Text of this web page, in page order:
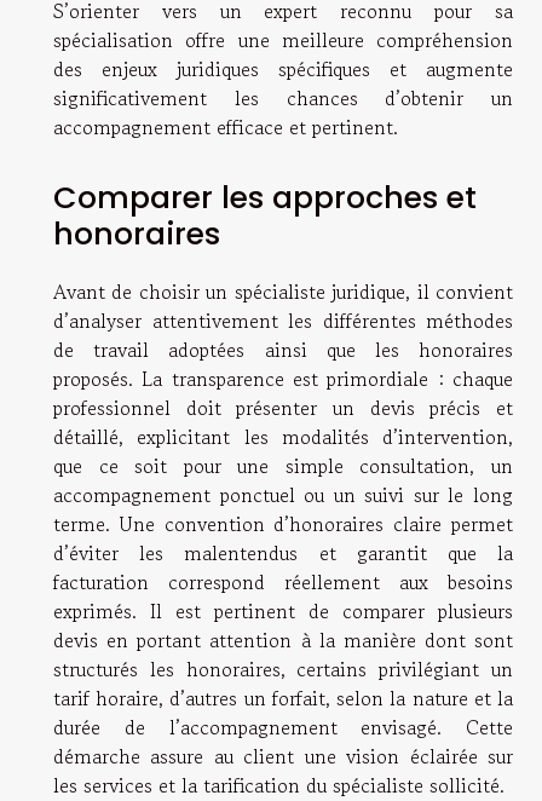
S’orienter vers un expert reconnu pour sa
spécialisation offre une meilleure compréhension
des enjeux juridiques spécifiques et augmente
significativement les chances d’obtenir un
accompagnement efficace et pertinent.
Comparer les approches et
honoraires
Avant de choisir un spécialiste juridique, il convient
d’analyser attentivement les différentes méthodes
de travail adoptées ainsi que les honoraires
proposés. La transparence est primordiale : chaque
professionnel doit présenter un devis précis et
détaillé, explicitant les modalités d’intervention,
que ce soit pour une simple consultation, un
accompagnement ponctuel ou un suivi sur le long
terme. Une convention d’honoraires claire permet
d’éviter les malentendus et garantit que la
facturation correspond réellement aux besoins
exprimés. Il est pertinent de comparer plusieurs
devis en portant attention à la manière dont sont
structurés les honoraires, certains privilégiant un
tarif horaire, d’autres un forfait, selon la nature et la
durée de l’accompagnement envisagé. Cette
démarche assure au client une vision éclairée sur
les services et la tarification du spécialiste sollicité.